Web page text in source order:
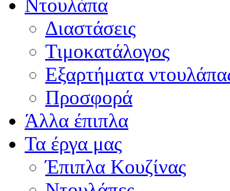
Ντουλάπα
Διαστάσεις
Τιμοκατάλογος
Εξαρτήματα
Προσφορά
Άλλα έπιπλα
Τα έργα μας
Έπιπλα Κουζίνας